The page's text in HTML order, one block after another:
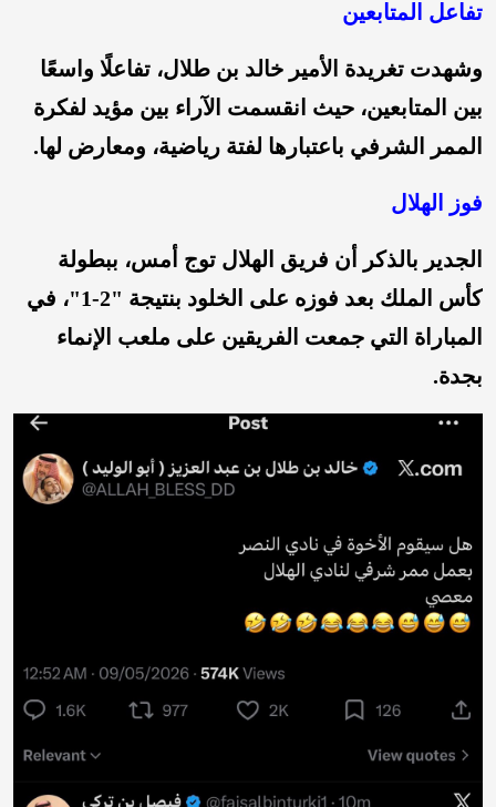
تفاعل المتابعين
وشهدت تغريدة الأمير خالد بن طلال، تفاعلًا واسعًا
بين المتابعين، حيث انقسمت الآراء بين مؤيد لفكرة
الممر الشرفي باعتبارها لفتة رياضية، ومعارض لها.
فوز الهلال
الجدير بالذكر أن فريق الهلال توج أمس، ببطولة
كأس الملك بعد فوزه على الخلود بنتيجة "2-1"، في
المباراة التي جمعت الفريقين على ملعب الإنماء
بجدة.